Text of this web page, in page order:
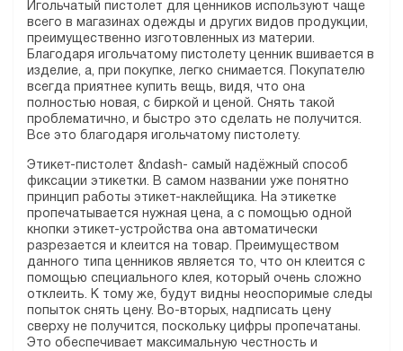
Игольчатый пистолет для ценников используют чаще
всего в магазинах одежды и других видов продукции,
преимущественно изготовленных из материи.
Благодаря игольчатому пистолету ценник вшивается в
изделие, а, при покупке, легко снимается. Покупателю
всегда приятнее купить вещь, видя, что она
полностью новая, с биркой и ценой. Снять такой
проблематично, и быстро это сделать не получится.
Все это благодаря игольчатому пистолету.
Этикет-пистолет &ndash- самый надёжный способ
фиксации этикетки. В самом названии уже понятно
принцип работы этикет-наклейщика. На этикетке
пропечатывается нужная цена, а с помощью одной
кнопки этикет-устройства она автоматически
разрезается и клеится на товар. Преимуществом
данного типа ценников является то, что он клеится с
помощью специального клея, который очень сложно
отклеить. К тому же, будут видны неоспоримые следы
попыток снять цену. Во-вторых, надписать цену
сверху не получится, поскольку цифры пропечатаны.
Это обеспечивает максимальную честность и